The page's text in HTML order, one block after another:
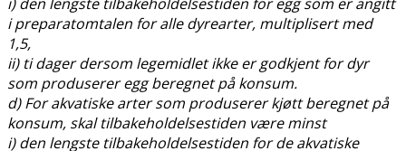
i preparatomtalen for alle dyrearter, multiplisert med
1,5,
ii) ti dager dersom legemidlet ikke er godkjent for dyr
som produserer egg beregnet på konsum.
d) For akvatiske arter som produserer kjøtt beregnet på
konsum, skal tilbakeholdelsestiden være minst
i) den lengste tilbakeholdelsestiden for de akvatiske